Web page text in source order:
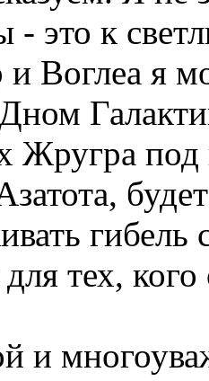
- это к
и Воглеа я
Жругра
гибель
тех,
и